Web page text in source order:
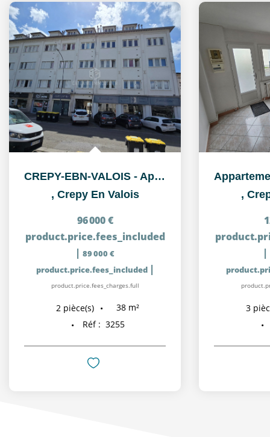
CREPY-EBN-VALOIS - Appartement 2 pièce(s) 38.28 m2
, Crepy En Valois
96 000 €
product.price.fees_included
| 89 000 €
product.price.fees_included |
product.price.fees_charges.full
2 pièce(s) 38 m²
Réf : 3255
,
|
3